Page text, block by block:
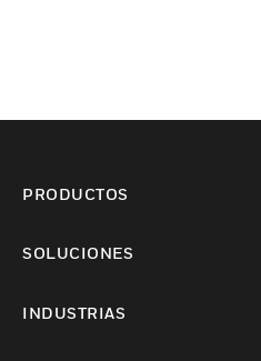
PRODUCTOS
SOLUCIONES
INDUSTRIAS